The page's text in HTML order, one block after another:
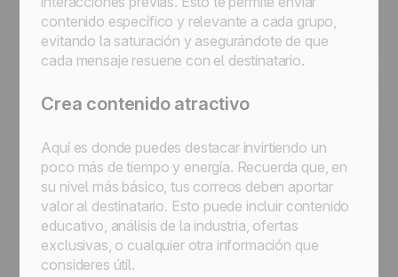
contenido específico y relevante a cada grupo,
evitando la saturación y asegurándote de que
cada mensaje resuene con el destinatario.
Crea contenido atractivo
Aquí es donde puedes destacar invirtiendo un
poco más de tiempo y energía. Recuerda que, en
su nivel más básico, tus correos deben aportar
valor al destinatario. Esto puede incluir contenido
educativo, análisis de la industria, ofertas
exclusivas, o cualquier otra información que
consideres útil.